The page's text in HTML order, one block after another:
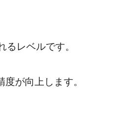
レベルです。
が向上します。